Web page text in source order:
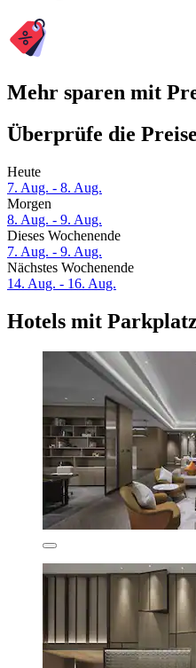
Mehr sparen mit
Überprüfe die
Heute
7. Aug. - 8. Aug.
Morgen
8. Aug. - 9. Aug.
Dieses Wochenende
7. Aug. - 9. Aug.
Nächstes Wochenende
14. Aug. - 16. Aug.
Hotels mit